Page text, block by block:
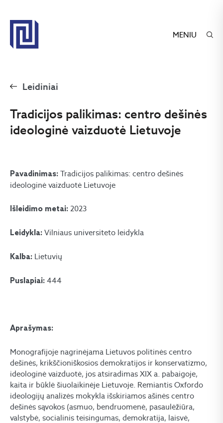
MENIU
Leidiniai
Tradicijos palikimas: centro dešinės
ideologinė vaizduotė Lietuvoje
Pavadinimas: Tradicijos palikimas: centro dešinės
ideologinė vaizduotė Lietuvoje
Išleidimo metai: 2023
Leidykla: Vilniaus universiteto leidykla
Kalba: Lietuvių
Puslapiai: 444
Aprašymas:
Monografijoje nagrinėjama Lietuvos politinės centro
dešinės, krikščioniškosios demokratijos ir konservatizmo,
ideologinė vaizduotė, jos atsiradimas XIX a. pabaigoje,
kaita ir būklė šiuolaikinėje Lietuvoje. Remiantis Oxfordo
ideologijų analizės mokykla išskiriamos ašinės centro
dešinės sąvokos (asmuo, bendruomenė, pasaulėžiūra,
valstybė, socialinis teisingumas, demokratija, laisvė,